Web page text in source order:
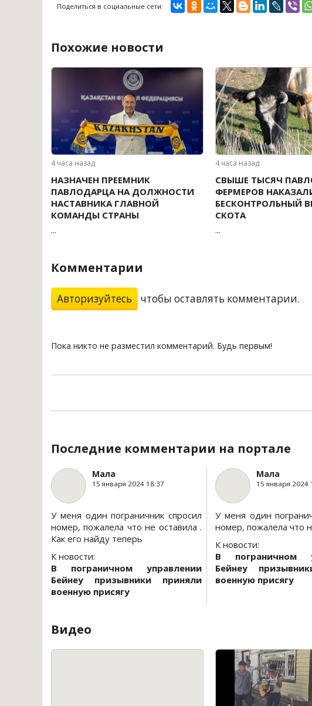
Поделиться в социальные сети:
Похожие новости
4 часа назад
НАЗНАЧЕН ПРЕЕМНИК
ПАВЛОДАРЦА НА ДОЛЖНОСТИ
НАСТАВНИКА ГЛАВНОЙ
КОМАНДЫ СТРАНЫ
...
4 часа назад
СВЫШЕ ТЫСЯЧ
ФЕРМЕРОВ
БЕСКОНТРОЛЬНЫЙ
СКОТА
...
Комментарии
Авторизуйтесь чтобы оставлять комментарии.
Пока никто не разместил комментарий. Будь первым!
Последние комментарии на портале
Мала
15 января 2024 18:37
У меня один пограничник спросил
номер, пожалела что не оставила .
Как его найду теперь
К новости:
В пограничном управлении
Бейнеу призывники приняли
военную присягу
Мала
15 января 2024
У меня один
номер, пожалела что
К новости:
В пограничном
Бейнеу
военную присягу
Видео